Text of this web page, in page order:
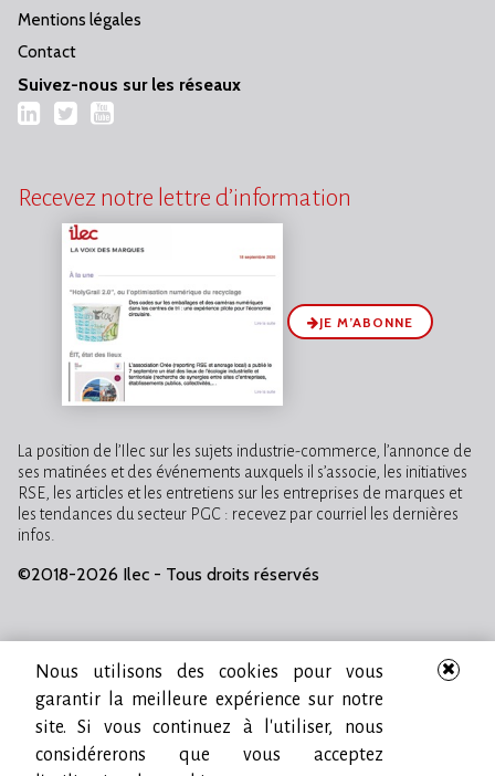
Mentions légales
Contact
Suivez-nous sur les réseaux
LinkedIn
TwitterYouTube
Recevez notre lettre d’information
JE M’ABONNE
La position de l’Ilec sur les sujets industrie-commerce, l’annonce de
ses matinées et des événements auxquels il s’associe, les initiatives
RSE, les articles et les entretiens sur les entreprises de marques et
les tendances du secteur PGC : recevez par courriel les dernières
infos.
©2018-2026 Ilec - Tous droits réservés
Nous utilisons des cookies pour vous
garantir la meilleure expérience sur notre
site. Si vous continuez à l'utiliser, nous
considérerons que vous acceptez